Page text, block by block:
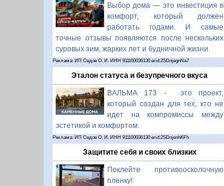
Выбор дома — это инвестиция в
комфорт, который должен
работать годами. И самые
точные отзывы появляются после нескольких
суровых зим, жарких лет и будничной жизни.
Реклама: ИП Седов О. И. ИНН 911100036130 erid:2SDnjegnNa7
Эталон статуса и безупречного вкуса
ВАЛЬМА 173 - это проект,
который создан для тех, кто не
идет на компромиссы между
эстетикой и комфортом.
Реклама: ИП Седов О. И. ИНН 911100036130 erid:2SDnjenhKFh
Защитите себя и своих близких
Поклейте противоосколочную
пленку!